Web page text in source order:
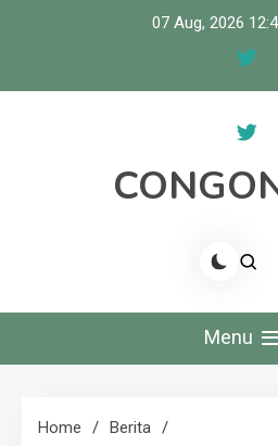
07 Aug, 2026
Menu
Home
Berita